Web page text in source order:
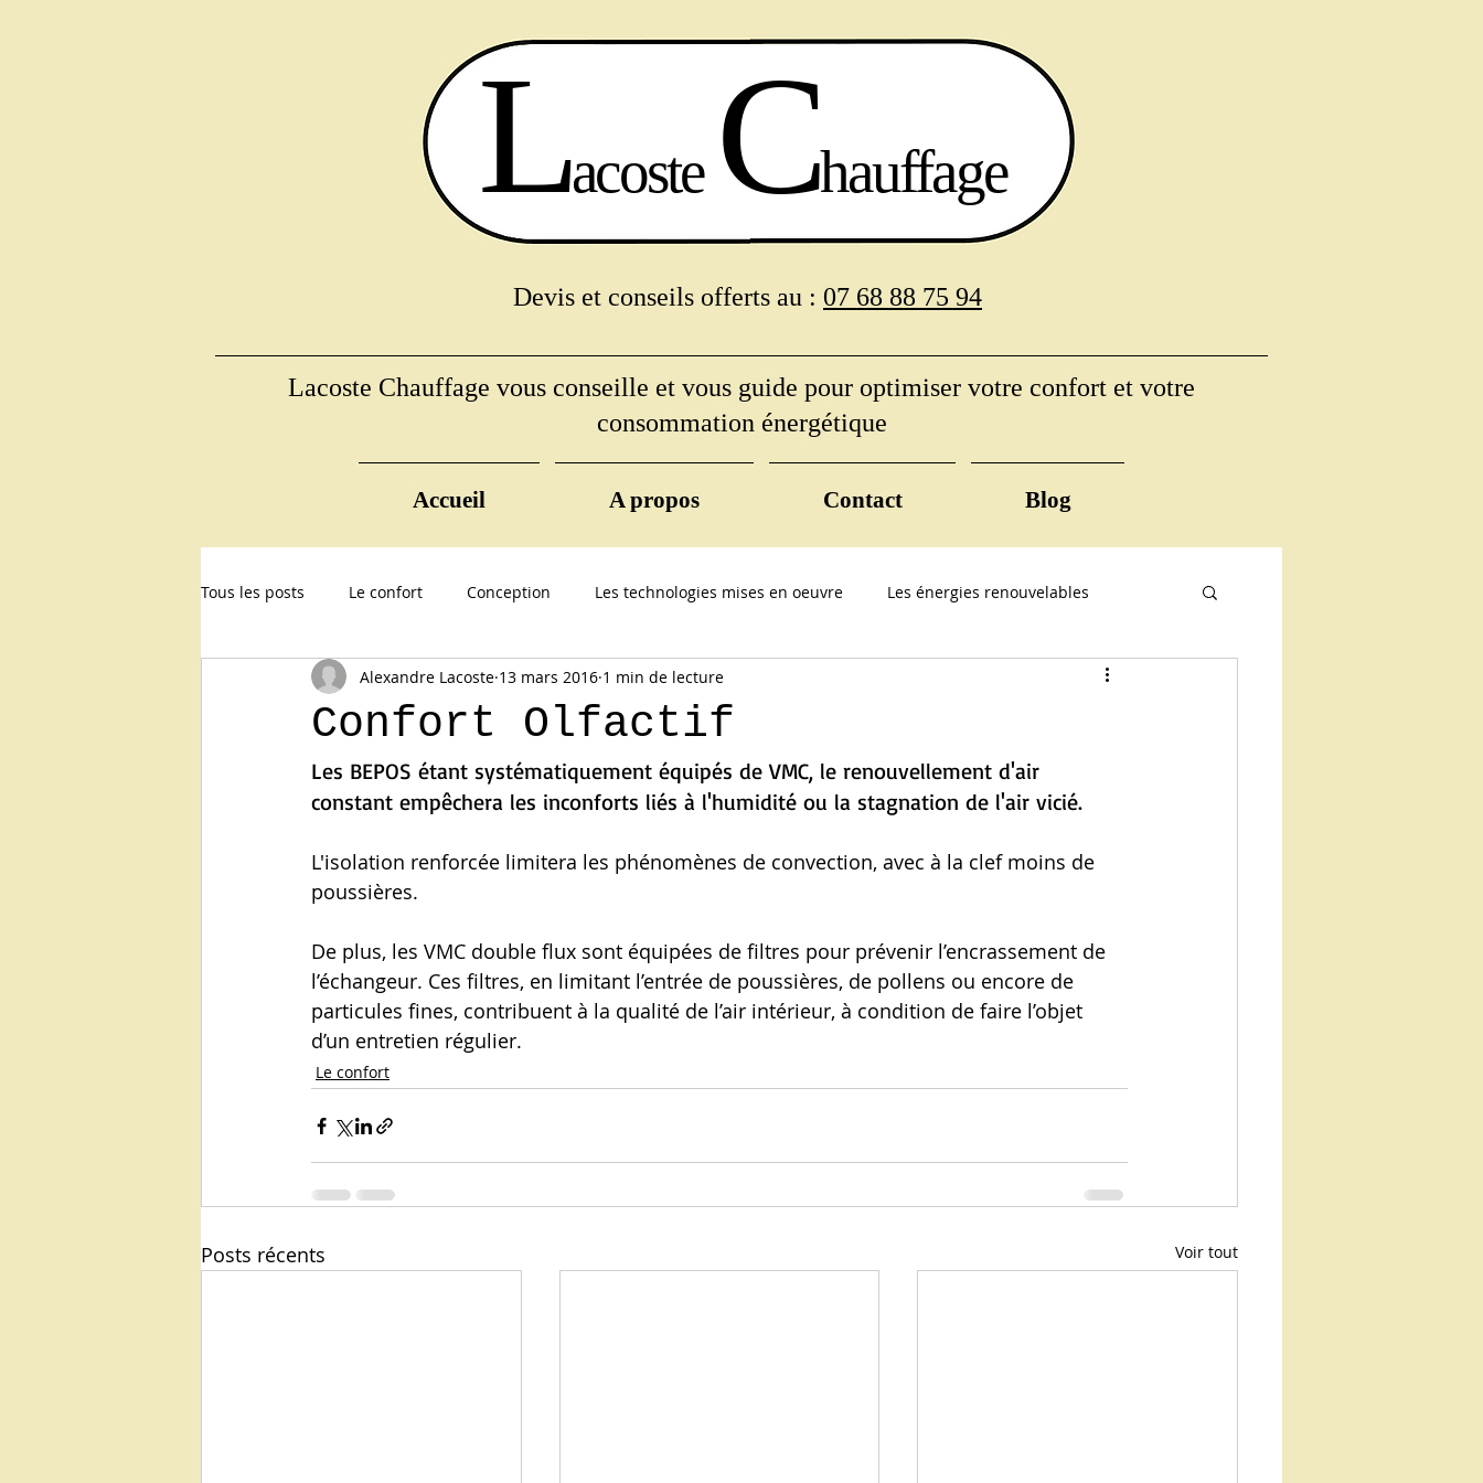
Lacoste Chauffage
Lacoste Chauffage vous conseille et vous guide pour optimiser votre confort et votre
consommation énergétique
Accueil A propos Contact Blog
Devis et conseils offerts au : 07 68 88 75 94
Tous les posts Le confort Conception Les technologies mises en oeuvre Les énergies renouvelables
L'avenir avec les BEPOS
Confort Olfactif
Alexandre Lacoste 13 mars 2016 1 min de lecture
Les BEPOS étant systématiquement équipés de VMC, le renouvellement d'air
constant empêchera les inconforts liés à l'humidité ou la stagnation de l'air vicié.
L'isolation renforcée limitera les phénomènes de convection, avec à la clef moins de
poussières.
De plus, les VMC double flux sont équipées de filtres pour prévenir l’encrassement de
l’échangeur. Ces filtres, en limitant l’entrée de poussières, de pollens ou encore de
particules fines, contribuent à la qualité de l’air intérieur, à condition de faire l’objet
d’un entretien régulier.
Le confort
Posts récents Voir tout